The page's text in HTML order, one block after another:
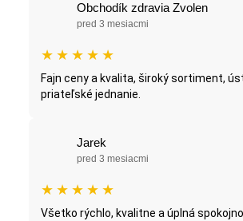
Obchodík zdravia Zvolen
pred 3 mesiacmi
★ ★ ★ ★ ★
Fajn ceny a kvalita, široký sortiment,
priateľské jednanie.
Jarek
pred 3 mesiacmi
★ ★ ★ ★ ★
Všetko rýchlo, kvalitne a úplná